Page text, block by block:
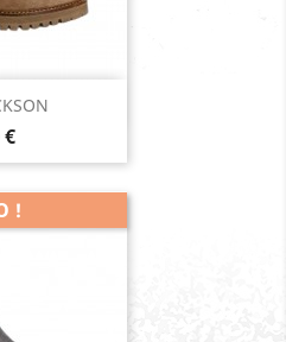
€
!